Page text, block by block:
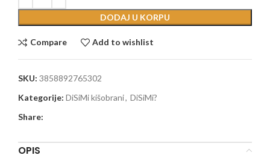
DODAJ U KORPU
Compare Add to wishlist
SKU: 3858892765302
Kategorije: DiSiMi kišobrani, DiSiMi?
Share:
OPIS